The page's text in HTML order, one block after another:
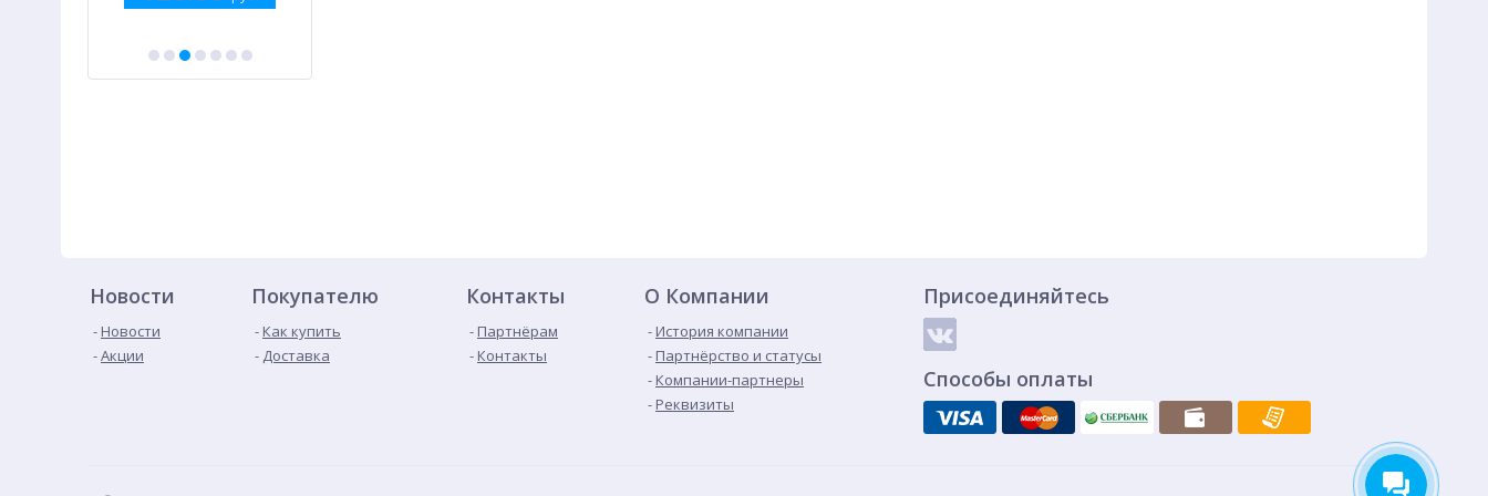
Новости
Новости
Акции
Покупателю
Как купить
Доставка
Контакты
Партнёрам
Контакты
О Компании
История компании
Партнёрство и статусы
Компании-партнеры
Реквизиты
Присоединяйтесь
Способы оплаты